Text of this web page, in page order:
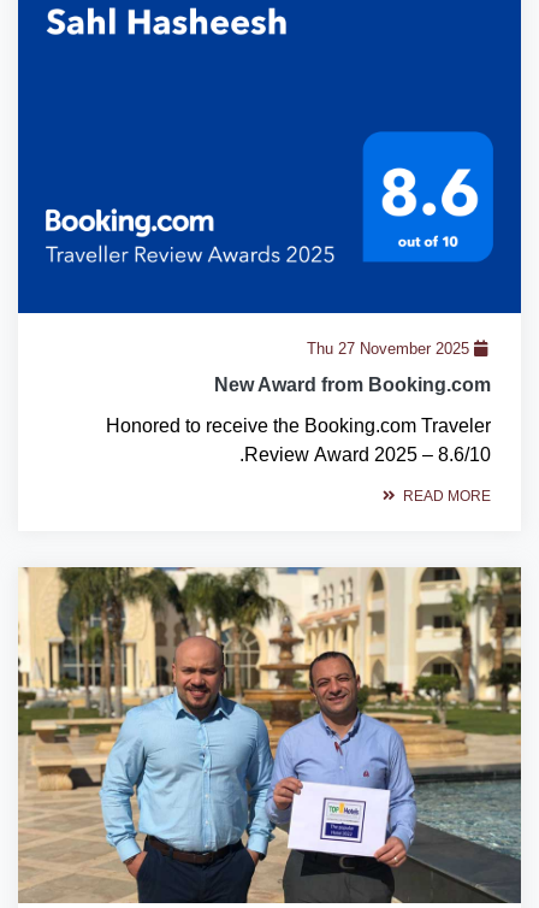
New Award from Booking.com
Honored to receive the Booking.com Traveler
Review Award 2025 – 8.6/10.
READ MORE